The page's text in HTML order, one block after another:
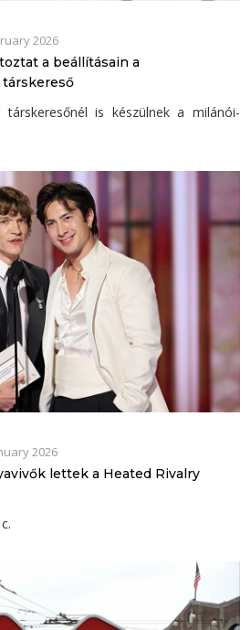
2026
a beállításain a
társkeresőnél is készülnek a milánói-
2026
lettek a Heated Rivalry